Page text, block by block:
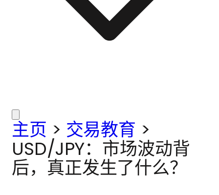
主页 > 交易教育 >
USD/JPY：市场波动背
后，真正发生了什么？